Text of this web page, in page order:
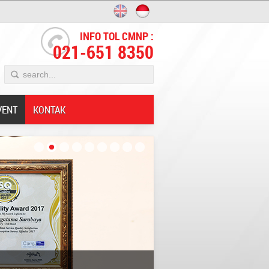
INFO TOL CMNP :
021-651 8350
KONTAK